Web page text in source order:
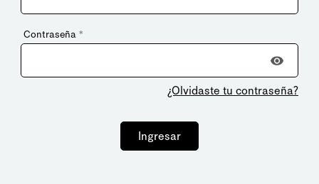
Contraseña *
¿Olvidaste tu contraseña?
Ingresar